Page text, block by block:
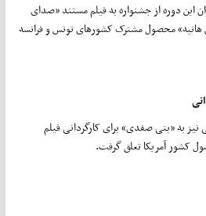
این دوره از جشنواره به فیلم مستند «صدای
هانیه» محصول مشترک کشورهای تونس و فرانسه
نیز به «بنی صفدی» برای کارگردانی فیلم
کشور آمریکا تعلق گرفت.